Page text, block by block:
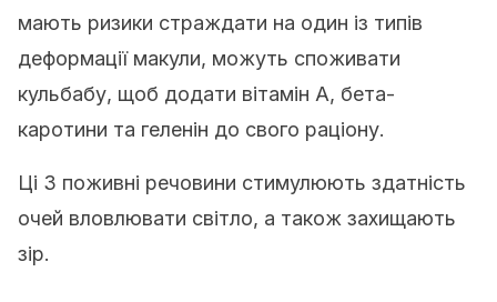
мають ризики страждати на один із типів
деформації макули, можуть споживати
кульбабу, щоб додати вітамін А, бета-
каротини та геленін до свого раціону.
Ці 3 поживні речовини стимулюють здатність
очей вловлювати світло, а також захищають
зір.